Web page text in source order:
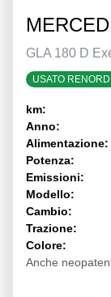
GLA 180 D
USATO
km:
Anno:
Alimentazione:
Potenza:
Emissioni:
Modello:
Cambio:
Trazione:
Colore:
Anche